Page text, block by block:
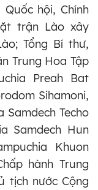
hội, Chính
trận Lào xây
Tổng Bí thư,
Trung Hoa Tập
Preah Bat
Sihamoni,
Samdech Techo
Samdech Hun
Khuon
hành Trung
tịch nước Cộng